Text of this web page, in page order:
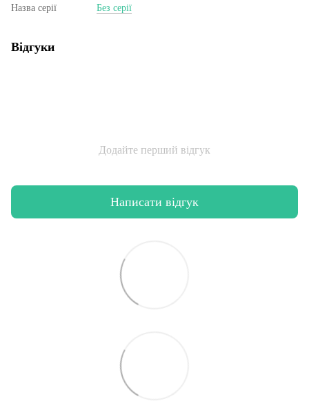
Назва серії
Без серії
Відгуки
Додайте перший відгук
Написати відгук